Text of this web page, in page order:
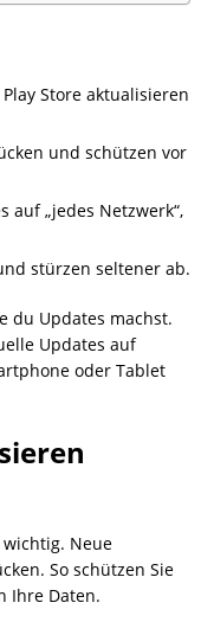
Store aktualisieren
und schützen vor
auf „jedes Netzwerk“,
stürzen seltener ab.
du Updates machst.
Updates auf
oder Tablet
Neue
So schützen Sie
Ihre Daten.